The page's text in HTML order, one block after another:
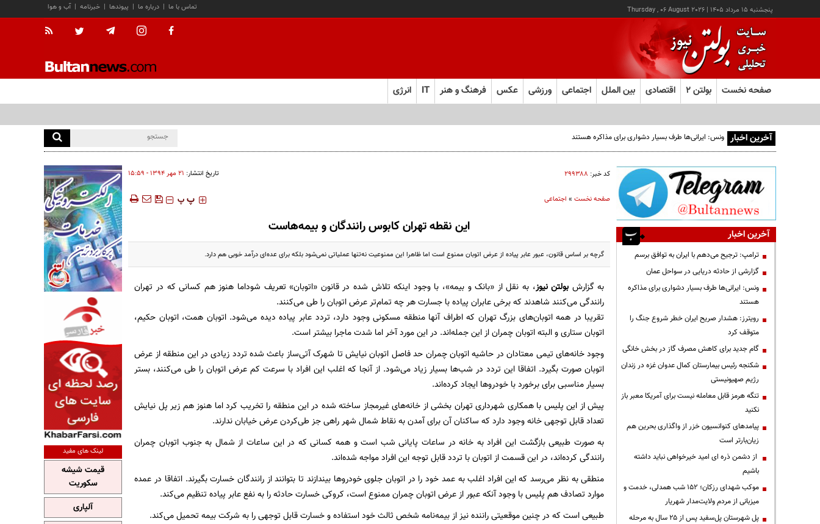
پنجشنبه ۱۵ مرداد ۱۴۰۵ |
Thursday , 06 August 2026 آب و هوا | خبرنامه | پیوندها | درباره ما | تماس با ما
صفحه نخست بولتن ۲ اقتصادی بین الملل اجتماعی ورزشی عکس فرهنگ و هنر IT انرژی
آخرین اخبار ونس: ایرانی‌ها طرف بسیار دشواری برای مذاکره هستند
کد خبر: ۲۹۹۳۸۸ تاریخ انتشار: ۲۱ مهر ۱۳۹۴ - ۱۵:۵۹
صفحه نخست» اجتماعی ‍‍‍ پ پ
این نقطه‌ تهران کابوس رانندگان و بیمه‌هاست
گرچه بر اساس قانون، عبور عابر پیاده از عرض اتوبان ممنوع است اما ظاهرا این ممنوعیت نه‌تنها‌ عملیاتی نمی‌شود بلکه برای عده‌ای درآمد خوبی هم دارد.
به گزارش بولتن نیوز، به نقل از «بانک و بیمه»، با وجود اینکه تلاش شده در قانون «اتوبان» تعریف شود‌اما هنوز هم کسانی که در تهران
رانندگی می‌کنند شاهدند که برخی عابران پیاده با جسارت هر چه تمام‌تر عرض اتوبان را طی می‌کنند.
تقریبا در همه اتوبان‌های بزرگ تهران که اطراف آنها منطقه مسکونی وجود دارد، تردد عابر پیاده دیده می‌شود. اتوبان همت، اتوبان حکیم،
اتوبان ستاری و البته اتوبان چمران از این جمله‌اند. در این مورد آخر اما شدت ماجرا بیشتر است.
وجود خانه‌های تیمی معتادان در حاشیه اتوبان چمران حد فاصل اتوبان نیایش تا شهرک آتی‌ساز باعث شده تردد زیادی در این منطقه از عرض
اتوبان صورت بگیرد. اتفاقا این تردد در شب‌ها بسیار زیاد می‌شود. از آنجا که اغلب این افراد با سرعت کم عرض اتوبان را طی می‌کنند،‌ بستر
بسیار مناسبی برای برخورد با خودروها ایجاد کرده‌اند.
پیش از این پلیس با همکاری شهرداری تهران بخشی از خانه‌های غیرمجاز ساخته شده در این منطقه را تخریب کرد اما هنوز هم زیر پل نیایش
تعداد قابل توجهی خانه وجود دارد که ساکنان آن برای آمدن به نقاط شمال شهر راهی جز طی‌کردن عرض خیابان ندارند.
به صورت طبیعی بازگشت این افراد به خانه در ساعات پایانی شب است و همه کسانی که در این ساعات از شمال به جنوب اتوبان چمران
رانندگی کرده‌اند، در این قسمت از اتوبان با تردد قابل توجه این افراد مواجه شده‌اند.
منطقی به نظر می‌رسد که این افراد اغلب به عمد خود را در اتوبان جلوی خودروها بیندازند تا بتوانند از رانندگان خسارت بگیرند. اتفاقا در عمده
موارد تصادف هم پلیس با وجود آنکه عبور از عرض اتوبان چمران ممنوع است، کروکی خسارت حادثه را به نفع عابر پیاده تنظیم می‌کند.
طبیعی است که در چنین موقعیتی راننده نیز از بیمه‌نامه شخص ثالث خود استفاده و خسارت قابل توجهی را به شرکت بیمه تحمیل می‌کند.
آخرین اخبار
ترامپ: ترجیح می‌دهم با ایران به توافق برسم
گزارشی از حادثه دریایی در سواحل عمان
ونس: ایرانی‌ها طرف بسیار دشواری برای مذاکره
هستند
رویترز: هشدار صریح ایران خطر شروع جنگ را
متوقف کرد
گام جدید برای کاهش مصرف گاز در بخش خانگی
شکنجه رئیس بیمارستان کمال عدوان غزه در زندان
رژیم صهیونیستی
تنگه هرمز قابل معامله نیست برای آمریکا معبر باز
نکنید
پیامدهای کنوانسیون خزر از واگذاری بحرین هم
زیان‌بارتر است
از دشمن ذره ای امید خیرخواهی نباید داشته
باشیم
موکب شهدای رزکان؛ ۱۵۲ شب همدلی، خدمت و
میزبانی از مردم ولایت‌مدار شهریار
پل شهرستان پل‌سفید پس از ۲۵ سال به مرحله
لینک های مفید
قیمت شیشه
سکوریت
آلپاری